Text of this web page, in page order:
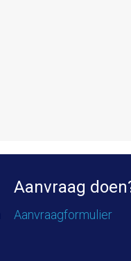
Aanvraag
Aanvraagformulier